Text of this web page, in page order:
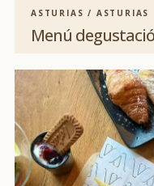
ASTURIAS / ASTURIAS
Menú